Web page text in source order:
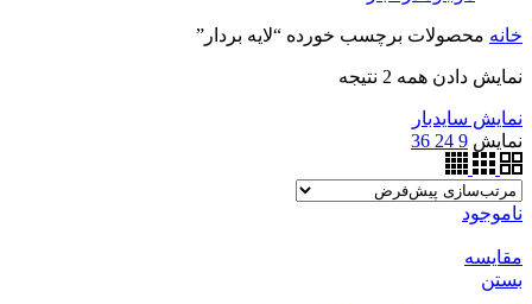
خانه محصولات برچسب خورده “لایه بردار”
نمایش دادن همه 2 نتیجه
نمایش سایدبار
نمایش 9
24
36
ناموجود
مقایسه
بستن